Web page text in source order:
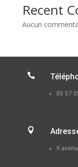
Recent
Aucun

05 57

9